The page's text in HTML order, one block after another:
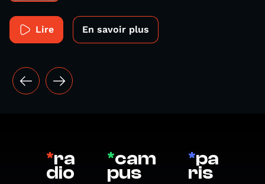
Lire En savoir plus
*ra
dio
*cam
pus
*pa
ris